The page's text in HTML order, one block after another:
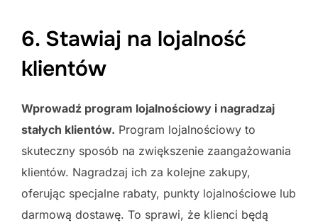
6. Stawiaj na lojalność
klientów
Wprowadź program lojalnościowy i nagradzaj
stałych klientów. Program lojalnościowy to
skuteczny sposób na zwiększenie zaangażowania
klientów. Nagradzaj ich za kolejne zakupy,
oferując specjalne rabaty, punkty lojalnościowe lub
darmową dostawę. To sprawi, że klienci będą